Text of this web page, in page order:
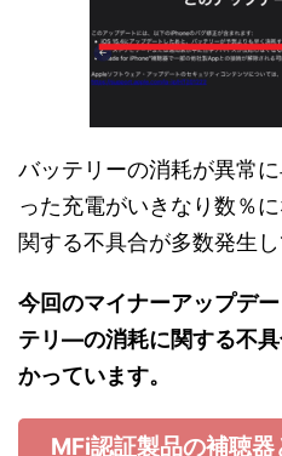
バッテリーの消耗が異常
った充電がいきなり数％
関する不具合が多数発生し
今回のマイナーアップデ
テリ―の消耗に関する不
かっています。
MFi認証製品の補聴